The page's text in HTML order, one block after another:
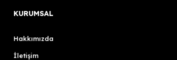
KURUMSAL
Hakkımızda
İletişim